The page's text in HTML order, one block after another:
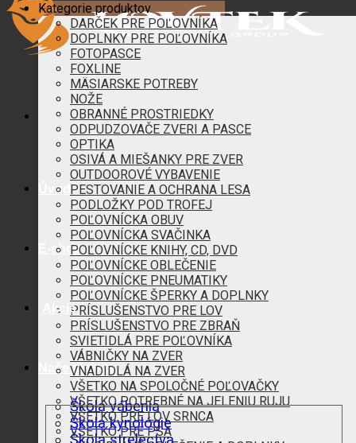
Úvod
E-shop
Akcie
Naše aktivity
Škola vábenia
Škola kynológie
Škola strelectva
Kategorie produktov
DARČEK PRE POĽOVNÍKA
DOPLNKY PRE POĽOVNÍKA
FOTOPASCE
FOXLINE
MÄSIARSKE POTREBY
NOŽE
OBRANNÉ PROSTRIEDKY
ODPUDZOVAČE ZVERI A PASCE
OPTIKA
OSIVÁ A MIEŠANKY PRE ZVER
OUTDOOROVÉ VYBAVENIE
PESTOVANIE A OCHRANA LESA
PODLOŽKY POD TROFEJ
POĽOVNÍCKA OBUV
POĽOVNÍCKA SVAČINKA
POĽOVNÍCKE KNIHY, CD, DVD
POĽOVNÍCKE OBLEČENIE
POĽOVNÍCKE PNEUMATIKY
POĽOVNÍCKE ŠPERKY A DOPLNKY
PRÍSLUŠENSTVO PRE LOV
PRÍSLUŠENSTVO PRE ZBRAŇ
SVIETIDLÁ PRE POĽOVNÍKA
VÁBNIČKY NA ZVER
VNADIDLÁ NA ZVER
VŠETKO NA SPOLOČNÉ POĽOVAČKY
VŠETKO POTREBNÉ NA JELENIU RUJU
VŠETKO PRE LOV SRNCA
VŠETKO PRE PSA